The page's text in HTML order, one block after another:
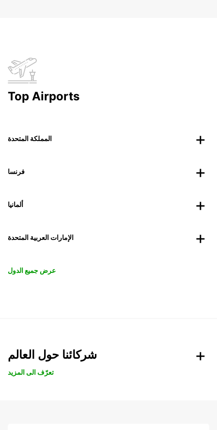
Top Airports
المملكة المتحدة
فرنسا
ألمانيا
الإمارات العربية المتحدة
عرض جميع الدول
شركائنا حول العالم
تعرّف الى المزيد